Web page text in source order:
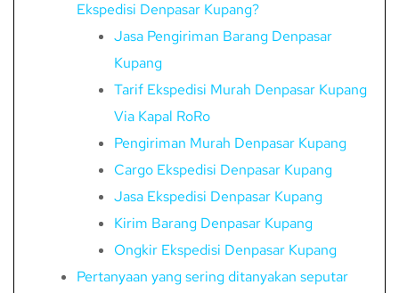
Ekspedisi Denpasar Kupang?
Jasa Pengiriman Barang Denpasar
Kupang
Tarif Ekspedisi Murah Denpasar Kupang
Via Kapal RoRo
Pengiriman Murah Denpasar Kupang
Cargo Ekspedisi Denpasar Kupang
Jasa Ekspedisi Denpasar Kupang
Kirim Barang Denpasar Kupang
Ongkir Ekspedisi Denpasar Kupang
Pertanyaan yang sering ditanyakan seputar